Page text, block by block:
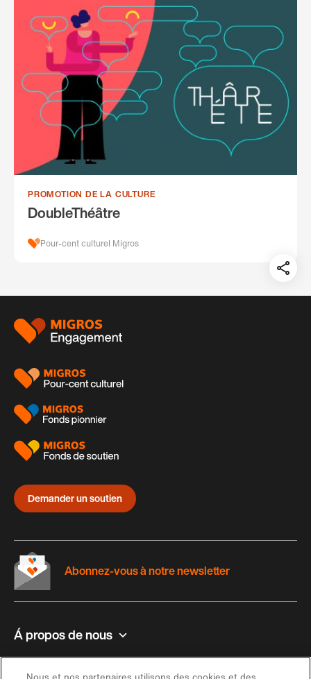
PROMOTION DE LA CULTURE
DoubleThéâtre
Pour-cent culturel Migros
auf:
Pied
page
Demander un soutien
Á propos de nous
Contact et aide
Abonnez-vous à notre newsletter